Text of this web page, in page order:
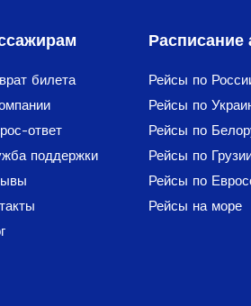
билета
ответ
поддержки
Расписание
Рейсы по
Рейсы по
Рейсы по
Рейсы по
Рейсы по
Рейсы на море